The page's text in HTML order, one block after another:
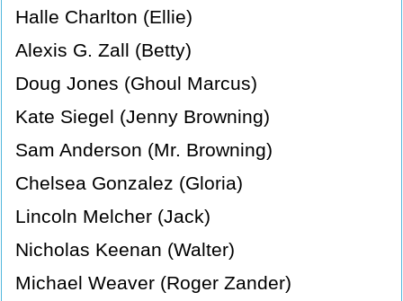
Halle Charlton (Ellie)
Alexis G. Zall (Betty)
Doug Jones (Ghoul Marcus)
Kate Siegel (Jenny Browning)
Sam Anderson (Mr. Browning)
Chelsea Gonzalez (Gloria)
Lincoln Melcher (Jack)
Nicholas Keenan (Walter)
Michael Weaver (Roger Zander)